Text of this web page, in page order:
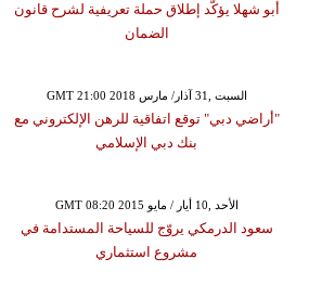
أبو شهلا يؤكّد إطلاق حملة تعريفية لشرح قانون
الضمان
GMT 21:00 2018 السبت ,31 آذار/ مارس
"أراضي دبي" توقع اتفاقية للرهن الإلكتروني مع
بنك دبي الإسلامي
GMT 08:20 2015 الأحد ,10 أيار / مايو
سعود الدرمكي يروّج للسياحة المستدامة في
مشروع استثماري